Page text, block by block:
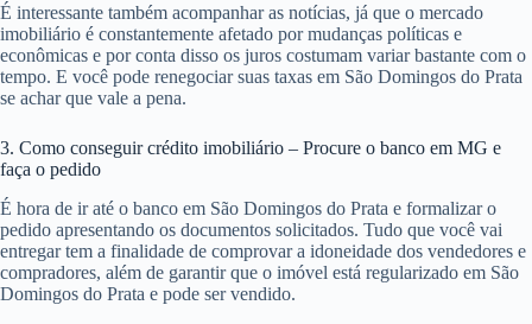
É interessante também acompanhar as notícias, já que o mercado
imobiliário é constantemente afetado por mudanças políticas e
econômicas e por conta disso os juros costumam variar bastante com o
tempo. E você pode renegociar suas taxas em São Domingos do Prata
se achar que vale a pena.
3. Como conseguir crédito imobiliário – Procure o banco em MG e
faça o pedido
É hora de ir até o banco em São Domingos do Prata e formalizar o
pedido apresentando os documentos solicitados. Tudo que você vai
entregar tem a finalidade de comprovar a idoneidade dos vendedores e
compradores, além de garantir que o imóvel está regularizado em São
Domingos do Prata e pode ser vendido.